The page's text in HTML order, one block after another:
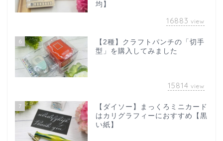
均】
16883 view
6
【2種】クラフトパンチの「切手
型」を購入してみました
15814 view
7
【ダイソー】まっくろミニカード
はカリグラフィーにおすすめ【黒
い紙】